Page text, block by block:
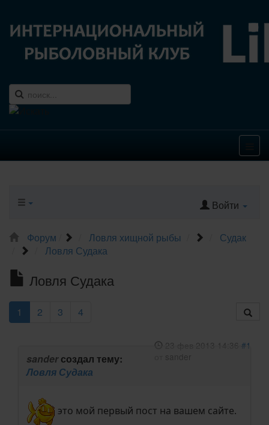
Войти
Форум Ловля хищной рыбы
Судак
Ловля Судака
Ловля Судака
1 2 3 4
23 фев 2013 14:36 #1
sanderсоздал тему:
Ловля Судака
это мой первый пост на вашем сайте.